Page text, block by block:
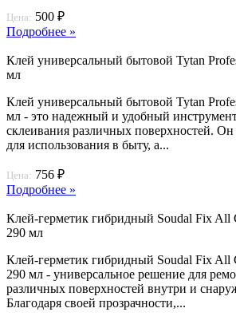
Цена: 500 ₽
Подробнее »
Клей универсальный бытовой Tytan
мл
Клей универсальный бытовой Tytan
мл - это надежный и удобный
склеивания различных поверхностей.
для использования в быту, а...
Цена: 756 ₽
Подробнее »
Клей-герметик гибридный Soudal Fix All
290 мл
Клей-герметик гибридный Soudal Fix All
290 мл - универсальное решение для
различных поверхностей внутри и
Благодаря своей прозрачности,...